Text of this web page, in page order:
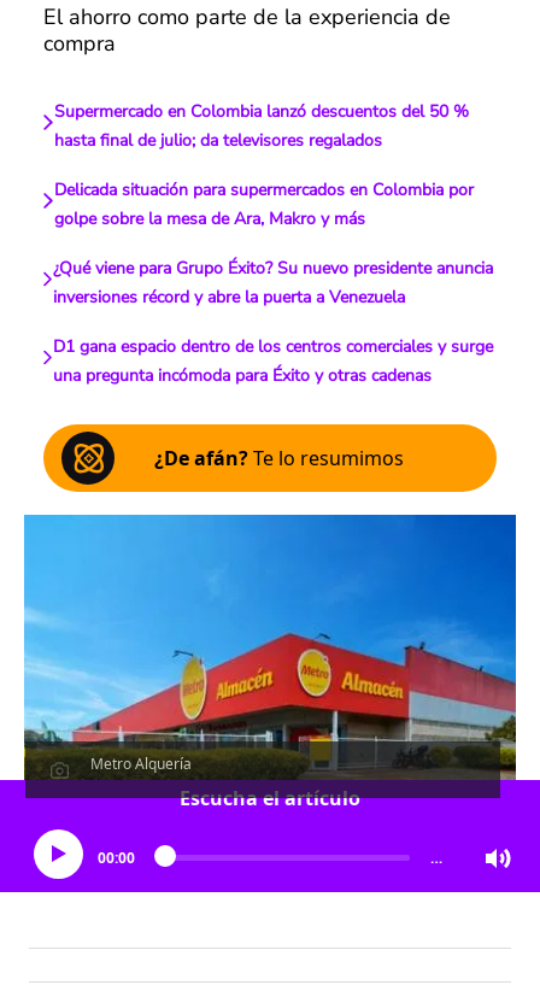
El ahorro como parte de la experiencia de
compra
Supermercado en Colombia lanzó descuentos del 50 %
hasta final de julio; da televisores regalados
Delicada situación para supermercados en Colombia por
golpe sobre la mesa de Ara, Makro y más
¿Qué viene para Grupo Éxito? Su nuevo presidente anuncia
inversiones récord y abre la puerta a Venezuela
D1 gana espacio dentro de los centros comerciales y surge
una pregunta incómoda para Éxito y otras cadenas
¿De afán?Te lo resumimos
Metro Alquería
Escucha el artículo
00:00 …